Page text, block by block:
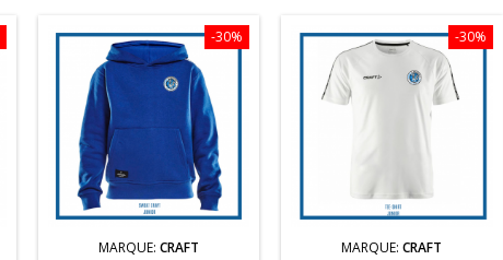
-30%
MARQUE: CRAFT
-30%
MARQUE:CRAFT